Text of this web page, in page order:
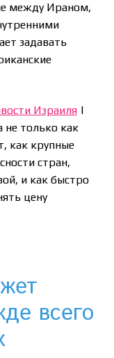
между Ираном,
задавать
Израиля|
не только как
как крупные
стран,
и как быстро
цену
всего